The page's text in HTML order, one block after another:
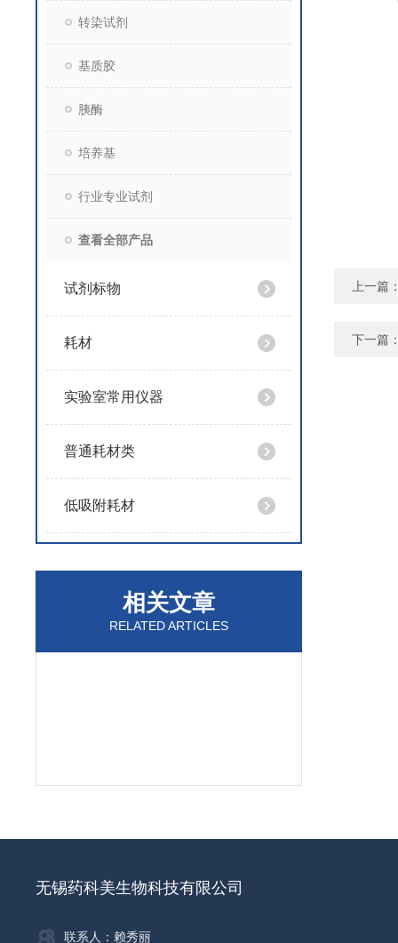
转染试剂
基质胶
胰酶
培养基
行业专业试剂
查看全部产品
试剂标物
耗材
实验室常用仪器
普通耗材类
低吸附耗材
相关文章
RELATED ARTICLES
上一篇
下一篇
无锡药科美生物科技有限公司
联系人：赖秀丽